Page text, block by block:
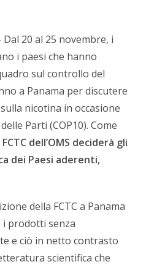
Dal 20 al 25 novembre, i
i paesi che hanno
sul controllo del
a Panama per discutere
nicotina in occasione
Parti (COP10). Come
FCTC dell’OMS deciderà gli
dei Paesi aderenti,
della FCTC a Panama
i prodotti senza
e ciò in netto contrasto
scientifica che